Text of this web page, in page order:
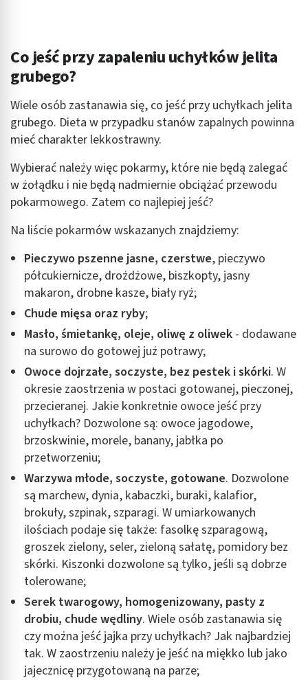
Co jeść przy zapaleniu uchyłków jelita
grubego?
Wiele osób zastanawia się, co jeść przy uchyłkach jelita
grubego. Dieta w przypadku stanów zapalnych powinna
mieć charakter lekkostrawny.
Wybierać należy więc pokarmy, które nie będą zalegać
w żołądku i nie będą nadmiernie obciążać przewodu
pokarmowego. Zatem co najlepiej jeść?
Na liście pokarmów wskazanych znajdziemy:
Pieczywo pszenne jasne, czerstwe, pieczywo
półcukiernicze, drożdżowe, biszkopty, jasny
makaron, drobne kasze, biały ryż;
Chude mięsa oraz ryby;
Masło, śmietankę, oleje, oliwę z oliwek - dodawane
na surowo do gotowej już potrawy;
Owoce dojrzałe, soczyste, bez pestek i skórki. W
okresie zaostrzenia w postaci gotowanej, pieczonej,
przecieranej. Jakie konkretnie owoce jeść przy
uchyłkach? Dozwolone są: owoce jagodowe,
brzoskwinie, morele, banany, jabłka po
przetworzeniu;
Warzywa młode, soczyste, gotowane. Dozwolone
są marchew, dynia, kabaczki, buraki, kalafior,
brokuły, szpinak, szparagi. W umiarkowanych
ilościach podaje się także: fasolkę szparagową,
groszek zielony, seler, zieloną sałatę, pomidory bez
skórki. Kiszonki dozwolone są tylko, jeśli są dobrze
tolerowane;
Serek twarogowy, homogenizowany, pasty z
drobiu, chude wędliny. Wiele osób zastanawia się
czy można jeść jajka przy uchyłkach? Jak najbardziej
tak. W zaostrzeniu należy je jeść na miękko lub jako
jajecznicę przygotowaną na parze;